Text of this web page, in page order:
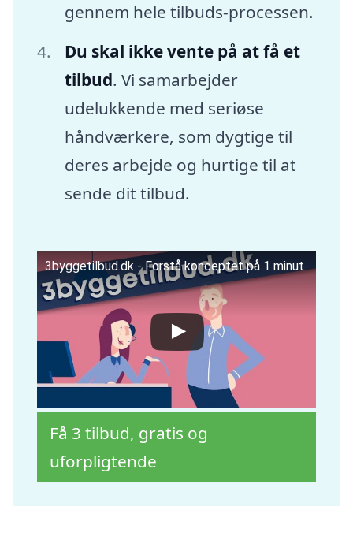
gennem hele tilbuds-processen.
Du skal ikke vente på at få et
tilbud. Vi samarbejder
udelukkende med seriøse
håndværkere, som dygtige til
deres arbejde og hurtige til at
sende dit tilbud.
3byggetilbud.dk - Forstå konceptet på 1 minut
Få 3 tilbud, gratis og
uforpligtende